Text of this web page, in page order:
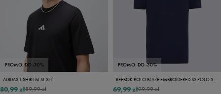
PROMO: DO -30%
ADIDAS T-SHIRT M SL SJ T
89,99 zł
80,99 zł
PROMO: DO -30%
99,99 zł
69,99 zł